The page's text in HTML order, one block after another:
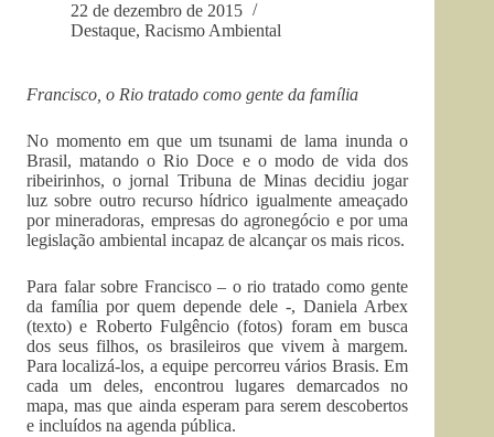
22 de dezembro de 2015
Destaque, Racismo Ambiental
Francisco, o Rio tratado como gente da família
No momento em que um tsunami de lama inunda o
Brasil, matando o Rio Doce e o modo de vida dos
ribeirinhos, o jornal Tribuna de Minas decidiu jogar
luz sobre outro recurso hídrico igualmente ameaçado
por mineradoras, empresas do agronegócio e por uma
legislação ambiental incapaz de alcançar os mais ricos.
Para falar sobre Francisco – o rio tratado como gente
da família por quem depende dele -, Daniela Arbex
(texto) e Roberto Fulgêncio (fotos) foram em busca
dos seus filhos, os brasileiros que vivem à margem.
Para localizá-los, a equipe percorreu vários Brasis. Em
cada um deles, encontrou lugares demarcados no
mapa, mas que ainda esperam para serem descobertos
e incluídos na agenda pública.